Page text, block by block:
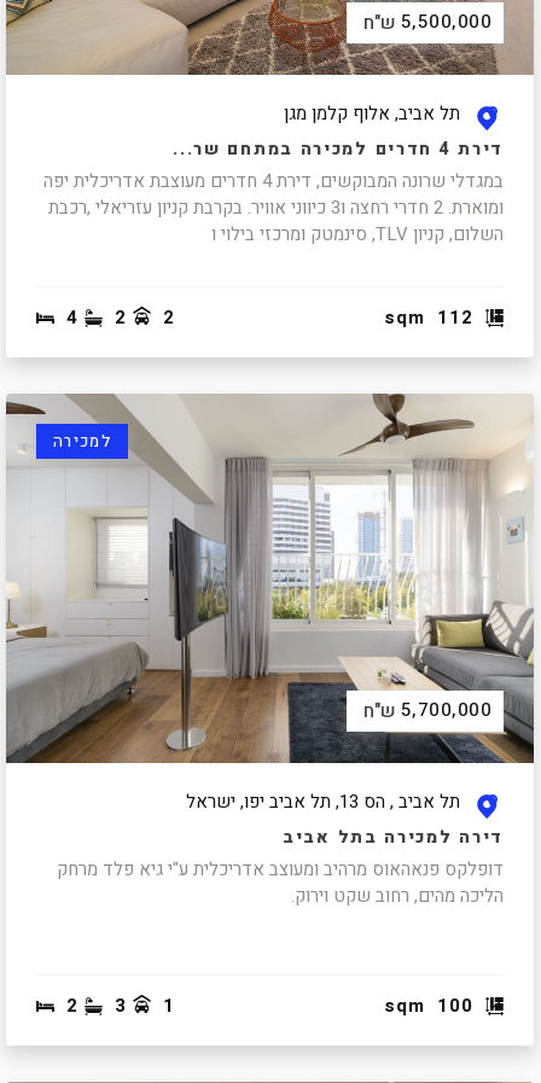
5,500,000 ש"ח
תל אביב, אלוף קלמן מגן
דירת 4 חדרים למכירה במתחם שר...
במגדלי שרונה המבוקשים, דירת 4 חדרים מעוצבת אדריכלית יפה
ומוארת. 2 חדרי רחצה ו3 כיווני אוויר. בקרבת קניון עזריאלי ,רכבת
השלום, קניון TLV, סינמטק ומרכזי בילוי ו
sqm 112
4 2 2
למכירה
5,700,000 ש"ח
תל אביב , הס 13, תל אביב יפו, ישראל
דירה למכירה בתל אביב
דופלקס פנאהאוס מרהיב ומעוצב אדריכלית ע"י גיא פלד מרחק
הליכה מהים, רחוב שקט וירוק.
sqm 100
2 3 1